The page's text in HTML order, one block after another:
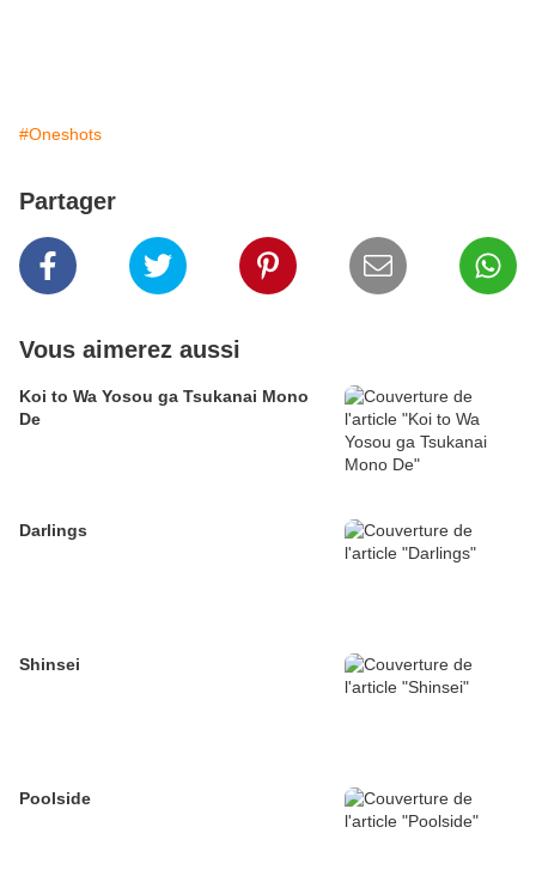
#Oneshots
Partager
Vous aimerez aussi
Koi to Wa Yosou ga Tsukanai Mono
De
Darlings
Shinsei
Poolside